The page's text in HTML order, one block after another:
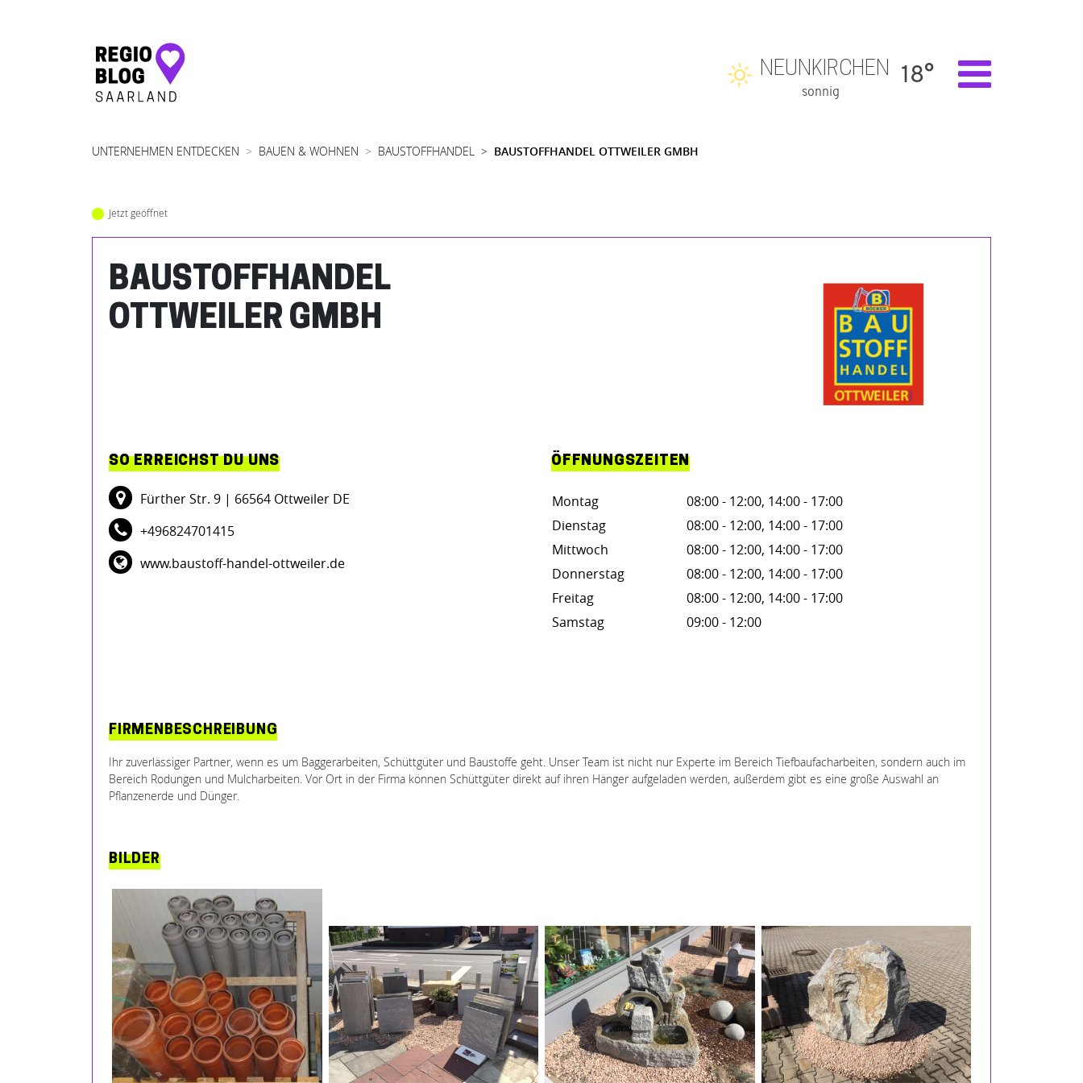
Hauptnavigation
NEUNKIRCHEN
sonnig
18°
UNTERNEHMEN ENTDECKEN BAUEN & WOHNEN BAUSTOFFHANDEL BAUSTOFFHANDEL OTTWEILER GMBH
Jetzt geöffnet
BAUSTOFFHANDEL
OTTWEILER GMBH
SO ERREICHST DU UNS
Fürther Str. 9 | 66564 Ottweiler DE
+496824701415
www.baustoff-handel-ottweiler.de
ÖFFNUNGSZEITEN
Montag
08:00 - 12:00, 14:00 - 17:00
Dienstag
08:00 - 12:00, 14:00 - 17:00
Mittwoch
08:00 - 12:00, 14:00 - 17:00
Donnerstag
08:00 - 12:00, 14:00 - 17:00
Freitag
08:00 - 12:00, 14:00 - 17:00
Samstag
09:00 - 12:00
FIRMENBESCHREIBUNG
Ihr zuverlässiger Partner, wenn es um Baggerarbeiten, Schüttgüter und Baustoffe geht. Unser Team ist nicht nur Experte im Bereich Tiefbaufacharbeiten, sondern auch im
Bereich Rodungen und Mulcharbeiten. Vor Ort in der Firma können Schüttgüter direkt auf ihren Hänger aufgeladen werden, außerdem gibt es eine große Auswahl an
Pflanzenerde und Dünger.
BILDER